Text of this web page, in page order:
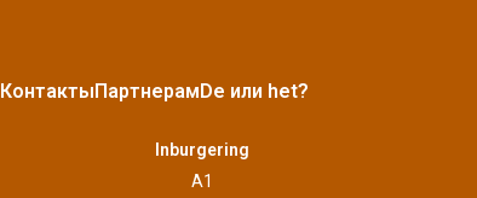
КонтактыПартнерамDe или het?
Inburgering
A1